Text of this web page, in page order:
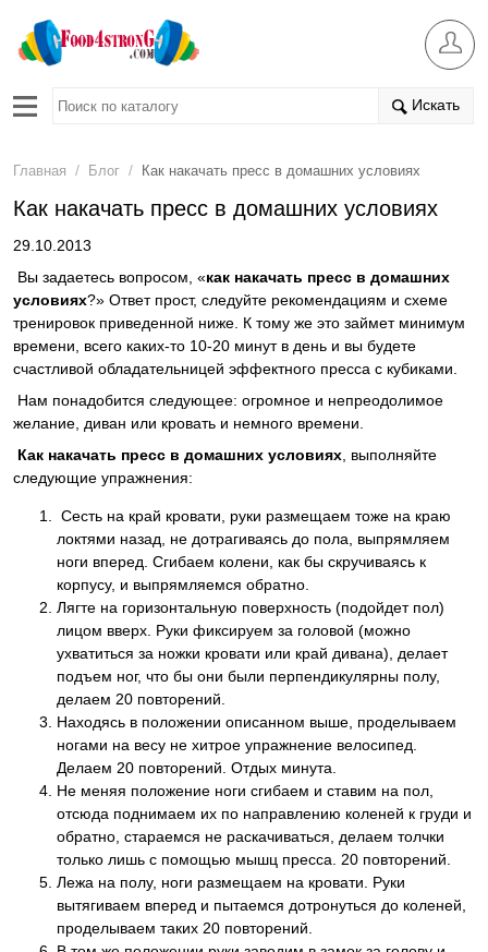
Искать
Главная / Блог / Как накачать пресс в домашних условиях
Как накачать пресс в домашних условиях
29.10.2013
Вы задаетесь вопросом, «как накачать пресс в домашних
условиях?» Ответ прост, следуйте рекомендациям и схеме
тренировок приведенной ниже. К тому же это займет минимум
времени, всего каких-то 10-20 минут в день и вы будете
счастливой обладательницей эффектного пресса с кубиками.
Нам понадобится следующее: огромное и непреодолимое
желание, диван или кровать и немного времени.
Как накачать пресс в домашних условиях , выполняйте
следующие упражнения:
Сесть на край кровати, руки размещаем тоже на краю
локтями назад, не дотрагиваясь до пола, выпрямляем
ноги вперед. Сгибаем колени, как бы скручиваясь к
корпусу, и выпрямляемся обратно.
Лягте на горизонтальную поверхность (подойдет пол)
лицом вверх. Руки фиксируем за головой (можно
ухватиться за ножки кровати или край дивана), делает
подъем ног, что бы они были перпендикулярны полу,
делаем 20 повторений.
Находясь в положении описанном выше, проделываем
ногами на весу не хитрое упражнение велосипед.
Делаем 20 повторений. Отдых минута.
Не меняя положение ноги сгибаем и ставим на пол,
отсюда поднимаем их по направлению коленей к груди и
обратно, стараемся не раскачиваться, делаем толчки
только лишь с помощью мышц пресса. 20 повторений.
Лежа на полу, ноги размещаем на кровати. Руки
вытягиваем вперед и пытаемся дотронуться до коленей,
проделываем таких 20 повторений.